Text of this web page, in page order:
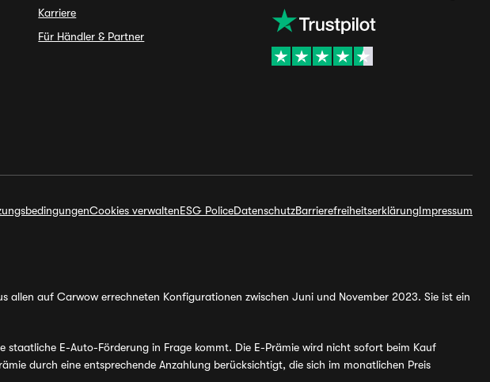
Karriere
Für Händler & Partner
Cookies verwaltenESG PoliceDatenschutzBarrierefreiheitserklärungImpressum
allen auf Carwow errechneten Konfigurationen zwischen Juni und November 2023. Sie ist ein
E-Auto-Förderung in Frage kommt. Die E-Prämie wird nicht sofort beim Kauf
durch eine entsprechende Anzahlung berücksichtigt, die sich im monatlichen Preis